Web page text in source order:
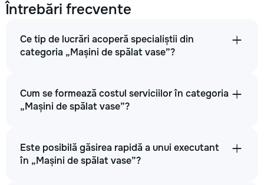
Întrebări frecvente
Ce tip de lucrări acoperă specialiștii din
categoria „Mașini de spălat vase”?
Cum se formează costul serviciilor în categoria
„Mașini de spălat vase”?
Este posibilă găsirea rapidă a unui executant
în „Mașini de spălat vase”?